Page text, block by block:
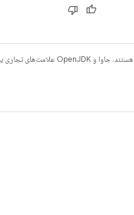
هستند. جاوا و OpenJDK علامت‌های تجاری یا علامت‌های تجاری ثبت‌شده Oracle و/یا وابسته‌های آن هستند.